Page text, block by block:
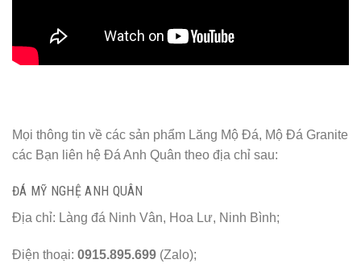
Mọi thông tin về các sản phẩm Lăng Mộ Đá, Mộ Đá Granite
các Bạn liên hệ Đá Anh Quân theo địa chỉ sau:
ĐÁ MỸ NGHỆ ANH QUÂN
Địa chỉ: Làng đá Ninh Vân, Hoa Lư, Ninh Bình;
Điện thoại: 0915.895.699 (Zalo);